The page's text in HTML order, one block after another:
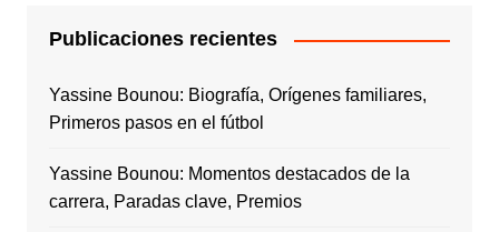
Publicaciones recientes
Yassine Bounou: Biografía, Orígenes familiares,
Primeros pasos en el fútbol
Yassine Bounou: Momentos destacados de la
carrera, Paradas clave, Premios